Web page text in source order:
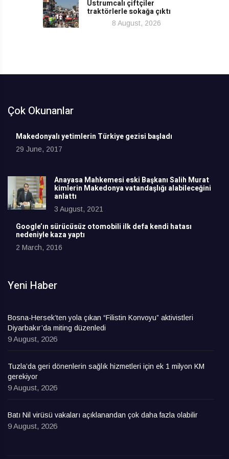
Ustrumcalı çiftçiler
traktörlerle sokağa çıktı
8 August, 2026
Çok Okunanlar
Makedonyalı yetimlerin Türkiye gezisi başladı
29 June, 2017
Anayasa Mahkemesi eski Başkanı Salih Murat
kimlerin Makedonya vatandaşlığı alabileceğini
anlattı
3 August, 2021
Google’ın sürücüsüz otomobili ilk defa kendi hatası
nedeniyle kaza yaptı
2 March, 2016
Yeni Haber
Bosna-Hersek’ten yola çıkan “Filistin Konvoyu” aktivistleri
Diyarbakır’da miting düzenledi
9 August, 2026
Tuzla’da geri dönenlerin sağlık hizmetleri için ek 1 milyon KM
gerekiyor
9 August, 2026
Batı Nil virüsü vakaları açıklanandan çok daha fazla olabilir
9 August, 2026